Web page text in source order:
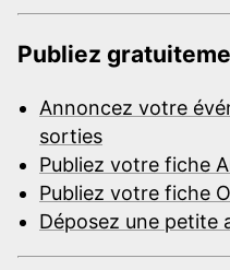
Publiez
Annoncez votre
sorties
Publiez votre fiche
Publiez votre fiche
Déposez une petite